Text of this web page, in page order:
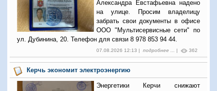
Александра Евстафьевна надено
на улице. Просим владелицу
забрать свои документы в офисе
ООО "Мультисервисные сети" по
ул. Дубинина, 20. Телефон для связи 8 978 853 94 44.
07.08.2026 12:13 | подробнее ... | 362
Керчь экономит электроэнергию
Энергетики Керчи снижают